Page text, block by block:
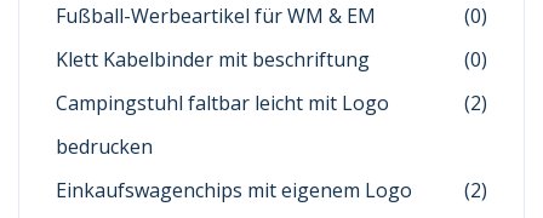
Fußball-Werbeartikel für WM & EM
(0)
Klett Kabelbinder mit beschriftung
(0)
Campingstuhl faltbar leicht mit Logo
bedrucken
(2)
Einkaufswagenchips mit eigenem Logo
(2)